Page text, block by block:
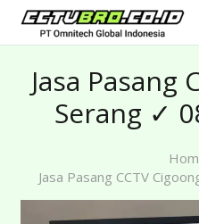
Jasa Pasang
Serang ✓
Jasa Pasang CCTV